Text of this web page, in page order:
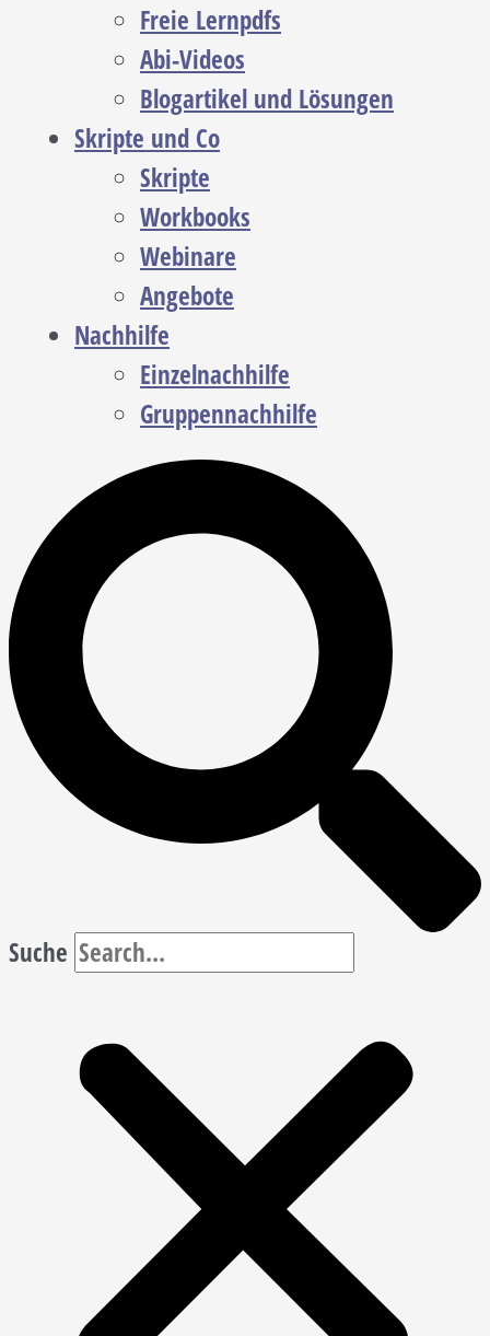
Freie Lernpdfs
Abi-Videos
Blogartikel und Lösungen
Skripte und Co
Skripte
Workbooks
Webinare
Angebote
Nachhilfe
Einzelnachhilfe
Gruppennachhilfe
Suche